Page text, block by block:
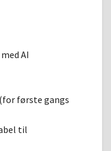
AI
første gangs
til